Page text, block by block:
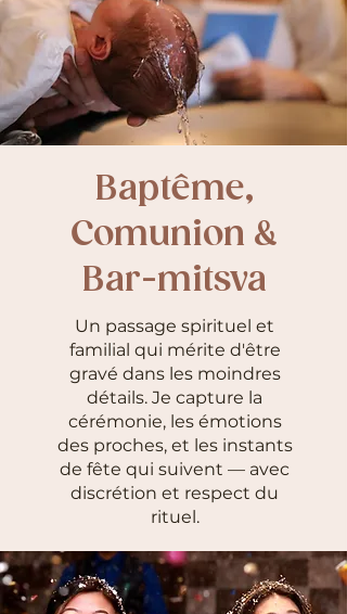
Baptême,
Comunion &
Bar-mitsva
Un passage spirituel et
familial qui mérite d'être
gravé dans les moindres
détails. Je capture la
cérémonie, les émotions
des proches, et les instants
de fête qui suivent — avec
discrétion et respect du
rituel.